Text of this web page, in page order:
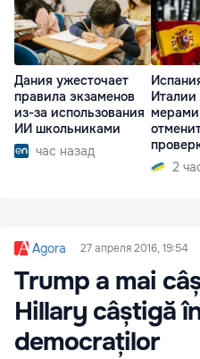
Дания ужесточает
правила экзаменов
из-за использования
ИИ школьниками
час назад
Италии
2
Agora 27 апреля 2016, 19:54
Trump a mai
Hillary câștigă
democraților